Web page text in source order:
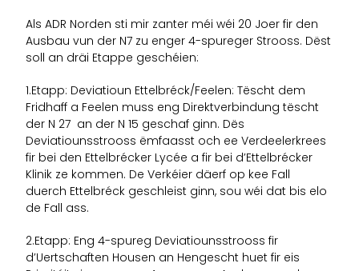
Als ADR Norden sti mir zanter méi wéi 20 Joer fir den
Ausbau vun der N7 zu enger 4-spureger Strooss. Dëst
soll an dräi Etappe geschéien:
1.Etapp: Deviatioun Ettelbréck/Feelen: Tëscht dem
Fridhaff a Feelen muss eng Direktverbindung tëscht
der N 27 an der N 15 geschaf ginn. Dës
Deviatiounsstrooss ëmfaasst och ee Verdeelerkrees
fir bei den Ettelbrécker Lycée a fir bei d’Ettelbrécker
Klinik ze kommen. De Verkéier däerf op kee Fall
duerch Ettelbréck geschleist ginn, sou wéi dat bis elo
de Fall ass.
2.Etapp: Eng 4-spureg Deviatiounsstrooss fir
d’Uertschaften Housen an Hengescht huet fir eis